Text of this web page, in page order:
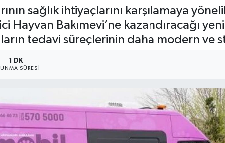
sağlık ihtiyaçlarını karşılamaya
Hayvan Bakımevi’ne kazandıracağı
tedavi süreçlerinin daha modern ve
1 DK
SÜRESI